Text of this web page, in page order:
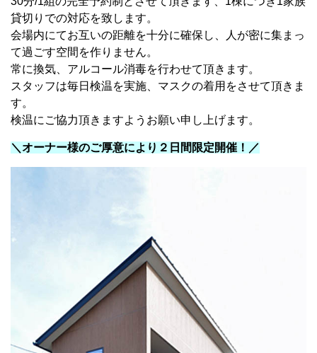
貸切りでの対応を致します。
会場内にてお互いの距離を十分に確保し、人が密に集まっ
て過ごす空間を作りません。
常に換気、アルコール消毒を行わせて頂きます。
スタッフは毎日検温を実施、マスクの着用をさせて頂きま
す。
検温にご協力頂きますようお願い申し上げます。
＼オーナー様のご厚意により２日間限定開催！／